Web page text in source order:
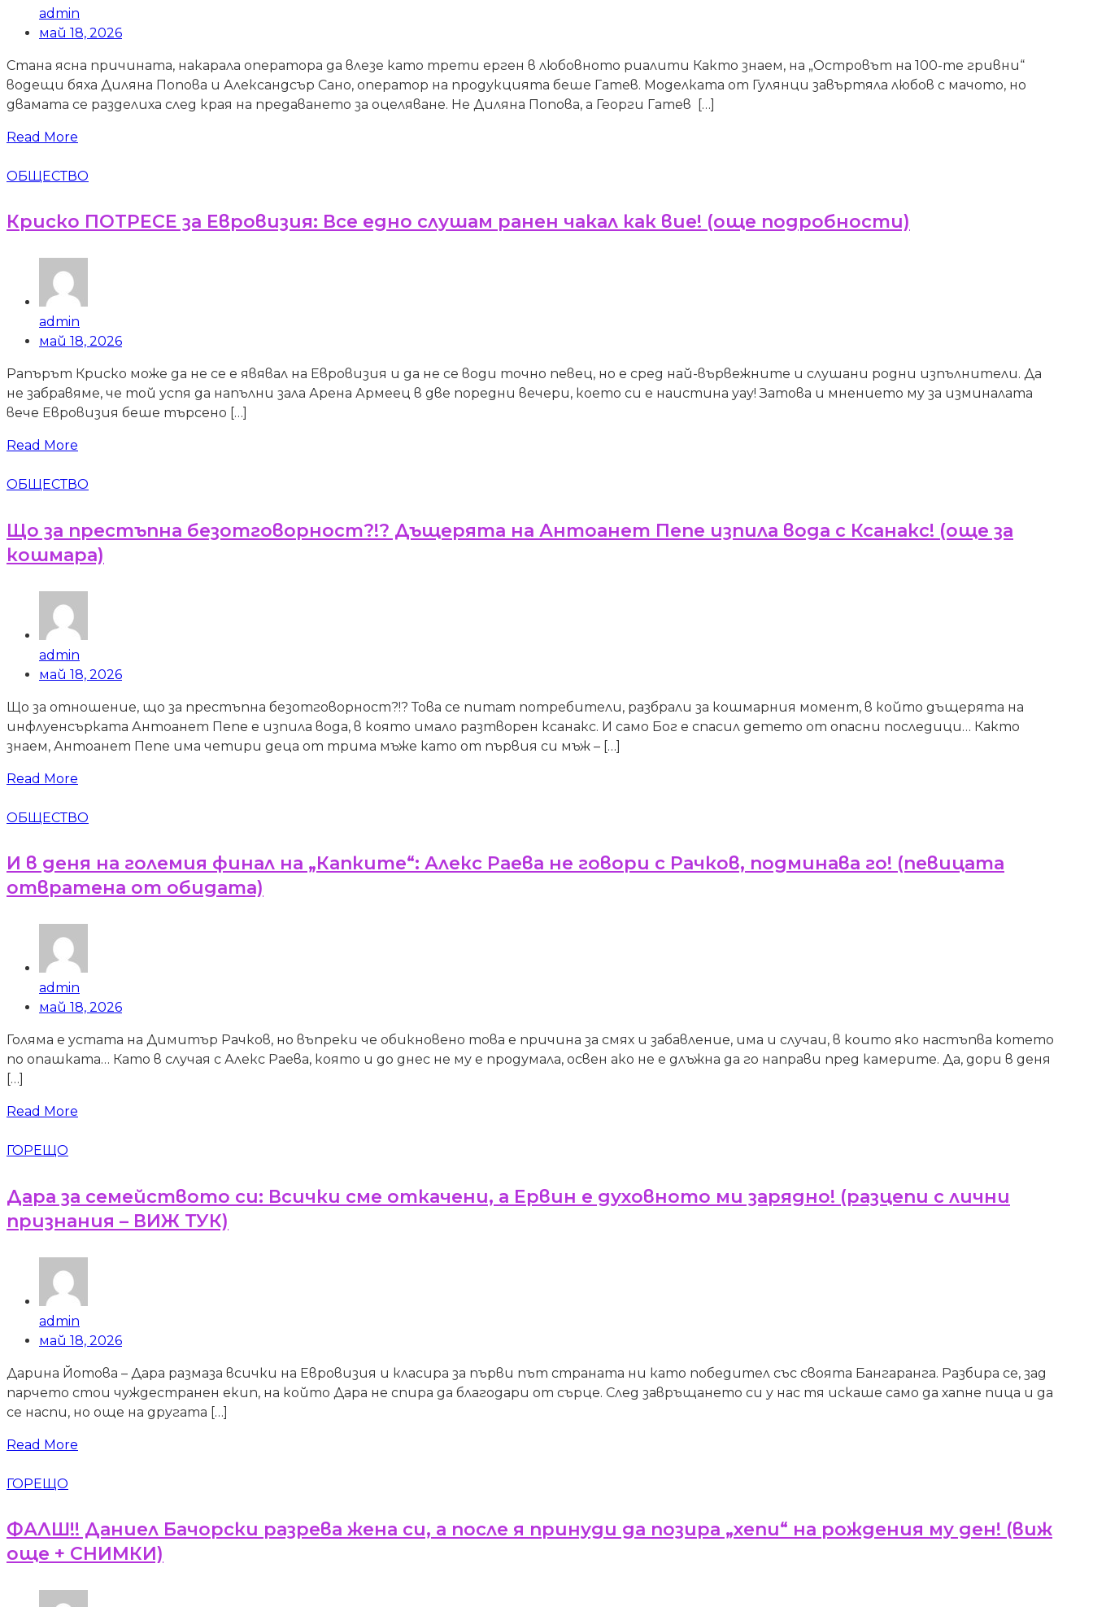
admin
май 18, 2026
Стана ясна причината, накарала оператора да влезе като трети ерген в любовното риалити Както знаем, на „Островът на 100-те гривни“
водещи бяха Диляна Попова и Александсър Сано, оператор на продукцията беше Гатев. Моделката от Гулянци завъртяла любов с мачото, но
двамата се разделиха след края на предаването за оцеляване. Не Диляна Попова, а Георги Гатев […]
Read More
ОБЩЕСТВО
Криско ПОТРЕСЕ за Евровизия: Все едно слушам ранен чакал как вие! (още подробности)
admin
май 18, 2026
Рапърът Криско може да не се е явявал на Евровизия и да не се води точно певец, но е сред най-вървежните и слушани родни изпълнители. Да
не забравяме, че той успя да напълни зала Арена Армеец в две поредни вечери, което си е наистина уау! Затова и мнението му за изминалата
вече Евровизия беше търсено […]
Read More
ОБЩЕСТВО
Що за престъпна безотговорност?!? Дъщерята на Антоанет Пепе изпила вода с Ксанакс! (още за
кошмара)
admin
май 18, 2026
Що за отношение, що за престъпна безотговорност?!? Това се питат потребители, разбрали за кошмарния момент, в който дъщерята на
инфлуенсърката Антоанет Пепе е изпила вода, в която имало разтворен ксанакс. И само Бог е спасил детето от опасни последици… Както
знаем, Антоанет Пепе има четири деца от трима мъже като от първия си мъж – […]
Read More
ОБЩЕСТВО
И в деня на големия финал на „Капките“: Алекс Раева не говори с Рачков, подминава го! (певицата
отвратена от обидата)
admin
май 18, 2026
Голяма е устата на Димитър Рачков, но въпреки че обикновено това е причина за смях и забавление, има и случаи, в които яко настъпва котето
по опашката… Като в случая с Алекс Раева, която и до днес не му е продумала, освен ако не е длъжна да го направи пред камерите. Да, дори в деня
[…]
Read More
ГОРЕЩО
Дара за семейството си: Всички сме откачени, а Ервин е духовното ми зарядно! (разцепи с лични
признания – ВИЖ ТУК)
admin
май 18, 2026
Дарина Йотова – Дара размаза всички на Евровизия и класира за първи път страната ни като победител със своята Бангаранга. Разбира се, зад
парчето стои чуждестранен екип, на който Дара не спира да благодари от сърце. След завръщането си у нас тя искаше само да хапне пица и да
се наспи, но още на другата […]
Read More
ГОРЕЩО
ФАЛШ!! Даниел Бачорски разрева жена си, а после я принуди да позира „хепи“ на рождения му ден! (виж
още + СНИМКИ)